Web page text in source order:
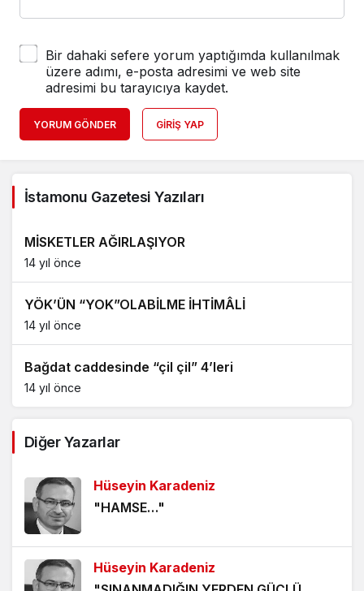
Bir dahaki sefere yorum yaptığımda kullanılmak
üzere adımı, e-posta adresimi ve web site
adresimi bu tarayıcıya kaydet.
YORUM GÖNDER GIRIŞ YAP
İstamonu Gazetesi Yazıları
MİSKETLER AĞIRLAŞIYOR
14 yıl önce
YÖK’ÜN “YOK”OLABİLME İHTİMÂLİ
14 yıl önce
Bağdat caddesinde “çil çil” 4’leri
14 yıl önce
Diğer Yazarlar
Hüseyin Karadeniz
"HAMSE…"
Hüseyin Karadeniz